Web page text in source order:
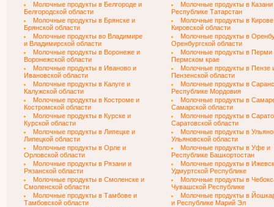
Молочные продукты в Белгороде и
Белгородской области
Молочные продукты в Брянске и
Брянской области
Молочные продукты во Владимире
и Владимирской области
Молочные продукты в Воронеже и
Воронежской области
Молочные продукты в Иваново и
Ивановской области
Молочные продукты в Калуге и
Калужской области
Молочные продукты в Костроме и
Костромской области
Молочные продукты в Курске и
Курской области
Молочные продукты в Липецке и
Липецкой области
Молочные продукты в Орле и
Орловской области
Молочные продукты в Рязани и
Рязанской области
Молочные продукты в Смоленске и
Смоленской области
Молочные продукты в Тамбове и
Тамбовской области
Молочные продукты в Казани
Республике Татарстан
Молочные продукты в
Кировской области
Молочные продукты в
Оренбургской области
Молочные продукты в Перми
Пермском крае
Молочные продукты в Пензе
Пензенской области
Молочные продукты в
Республике Мордовия
Молочные продукты в
Самарской области
Молочные продукты в
Саратовской области
Молочные продукты в
Ульяновской области
Молочные продукты в Уфе и
Республике Башкортостан
Молочные продукты в
Удмуртской Республике
Молочные продукты в
Чувашской Республике
Молочные продукты в
и Республике Марий Эл